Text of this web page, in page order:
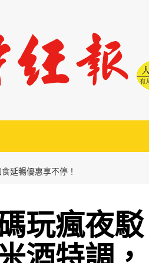
延暢優惠享不停！
玩瘋夜駁